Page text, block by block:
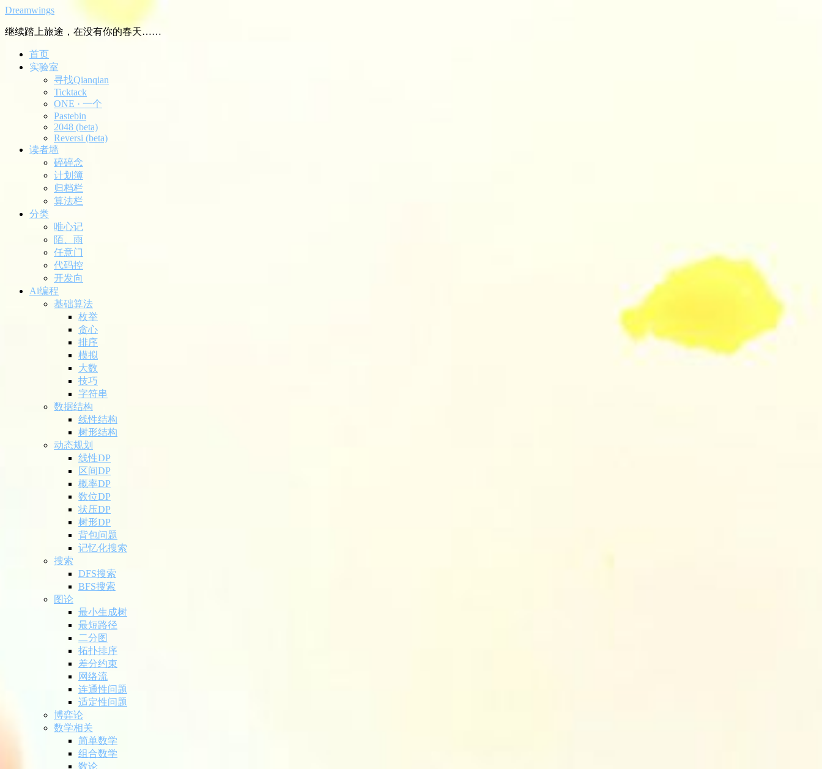
Dreamwings
继续踏上旅途，在没有你的春天……
首页
实验室
寻找Qianqian
Ticktack
ONE · 一个
Pastebin
2048 (beta)
Reversi (beta)
读者墙
碎碎念
计划簿
归档栏
算法栏
分类
唯心记
陌、雨
任意门
代码控
开发向
Ai编程
基础算法
枚举
贪心
排序
模拟
大数
技巧
字符串
数据结构
线性结构
树形结构
动态规划
线性DP
区间DP
概率DP
数位DP
状压DP
树形DP
背包问题
记忆化搜索
搜索
DFS搜索
BFS搜索
图论
最小生成树
最短路径
二分图
拓扑排序
差分约束
网络流
连通性问题
适定性问题
博弈论
数学相关
简单数学
组合数学
数论